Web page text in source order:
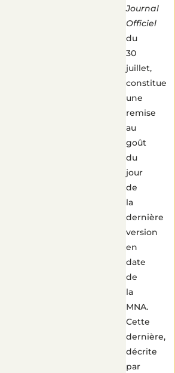
Journal
Officiel
du
30
juillet,
constitue
une
remise
au
goût
du
jour
de
la
dernière
version
en
date
de
la
MNA.
Cette
dernière,
décrite
par